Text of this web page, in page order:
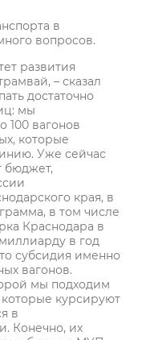
в
вопросов.
развития
– сказал
достаточно
мы
100 вагонов
которые
Уже сейчас
бюджет,
края, в
в том числе
Краснодара в
в год
субсидия именно
вагонов.
мы подходим
курсируют
в
Конечно, их